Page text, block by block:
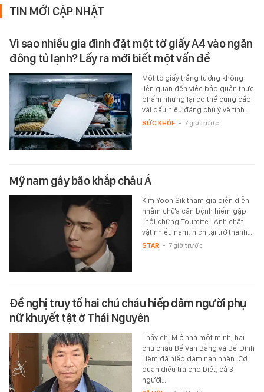
TIN MỚI CẬP NHẬT
Vì sao nhiều gia đình đặt một tờ giấy A4 vào ngăn
đông tủ lạnh? Lấy ra mới biết một vấn đề
Một tờ giấy trắng tưởng không
liên quan đến việc bảo quản thực
phẩm nhưng lại có thể cung cấp
vài dấu hiệu đáng chú ý về tình…
SỨC KHỎE - 7 giờ trước
Mỹ nam gây bão khắp châu Á
Kim Yoon Sik tham gia diễn diễn
nhằm chữa căn bệnh hiếm gặp
"hội chứng Tourette". Anh chật
vật nhiều năm, hiện tại trở thành…
STAR - 7 giờ trước
Đề nghị truy tố hai chú cháu hiếp dâm người phụ
nữ khuyết tật ở Thái Nguyên
Thấy chị M ở nhà một mình, hai
chú cháu Bế Văn Bằng và Bế Đình
Liêm đã hiếp dâm nạn nhân. Cơ
quan điều tra cho biết, cả 3
người…